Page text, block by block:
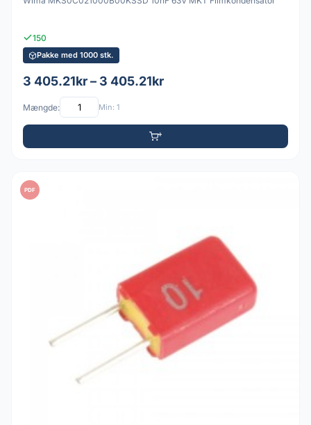
150
Pakke med 1000 stk.
3 405.21kr – 3 405.21kr
Mængde: Min: 1
PDF